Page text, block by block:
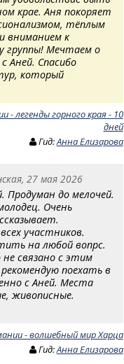
крае. Аня покоряет
тёплым
вниманием к
группы! Мечтаем о
Аней. Спасибо
который
- легенды горного края - 10
дней
Гид:Анна Елизарова
27 мая 2026
Продуман до мелочей.
Очень
участников.
на любой вопрс.
связано с этим
поехать в
с Аней. Места
живописные.
- волшебный мир Харца
Гид:Анна Елизарова